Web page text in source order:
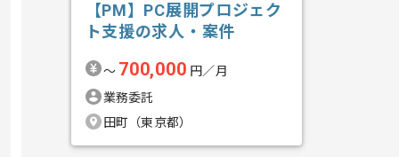
【PM】PC展開プロジェク
ト支援の求人・案件
〜 700,000 円／月
業務委託
田町（東京都）